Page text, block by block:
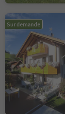
Sur demande